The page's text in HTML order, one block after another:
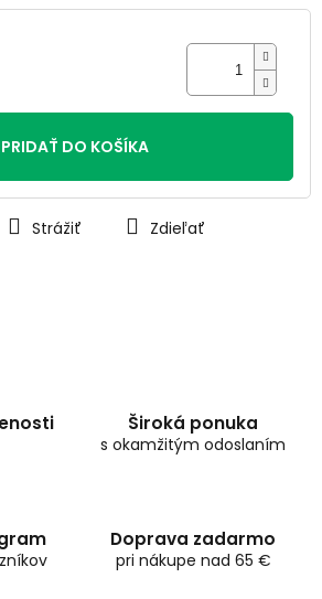
PRIDAŤ DO KOŠÍKA
Strážiť Zdieľať
Široká ponuka
s okamžitým odoslaním
Doprava zadarmo
pri nákupe nad 65 €